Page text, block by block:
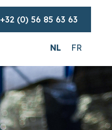
+32 (0) 56 85 63 63
NL FR